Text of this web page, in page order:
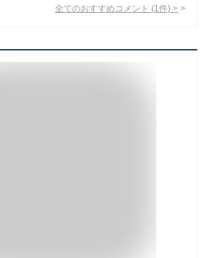
全てのおすすめコメント (1 件) >